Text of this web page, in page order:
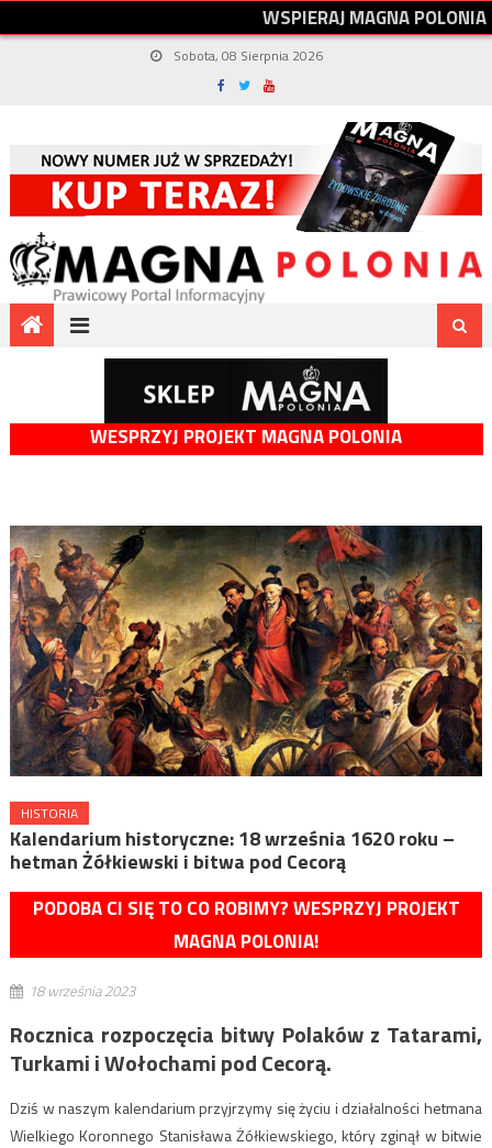
WSPIERAJMAGNAPOLONIA
Sobota, 08 Sierpnia 2026
WESPRZYJ PROJEKT MAGNA POLONIA
HISTORIA
Kalendarium historyczne: 18 września 1620 roku –
hetman Żółkiewski i bitwa pod Cecorą
PODOBA CI SIĘ TO CO ROBIMY? WESPRZYJ PROJEKT
MAGNA POLONIA!
18 września 2023
Rocznica rozpoczęcia bitwy Polaków z Tatarami,
Turkami i Wołochami pod Cecorą.
Dziś w naszym kalendarium przyjrzymy się życiu i działalności hetmana
Wielkiego Koronnego Stanisława Żółkiewskiego, który zginął w bitwie